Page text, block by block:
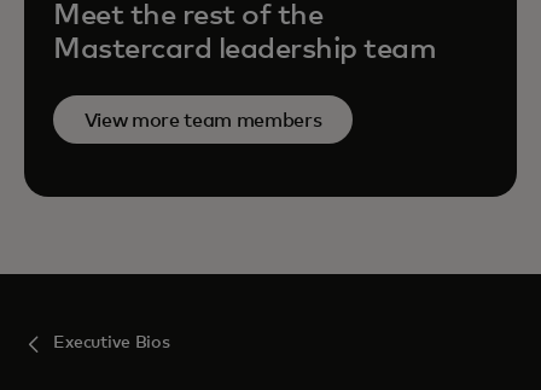
Meet the rest of the
Mastercard leadership team
View more team members
Executive Bios